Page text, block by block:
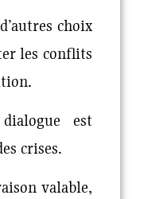
choix
les conflits
est
crises.
valable,